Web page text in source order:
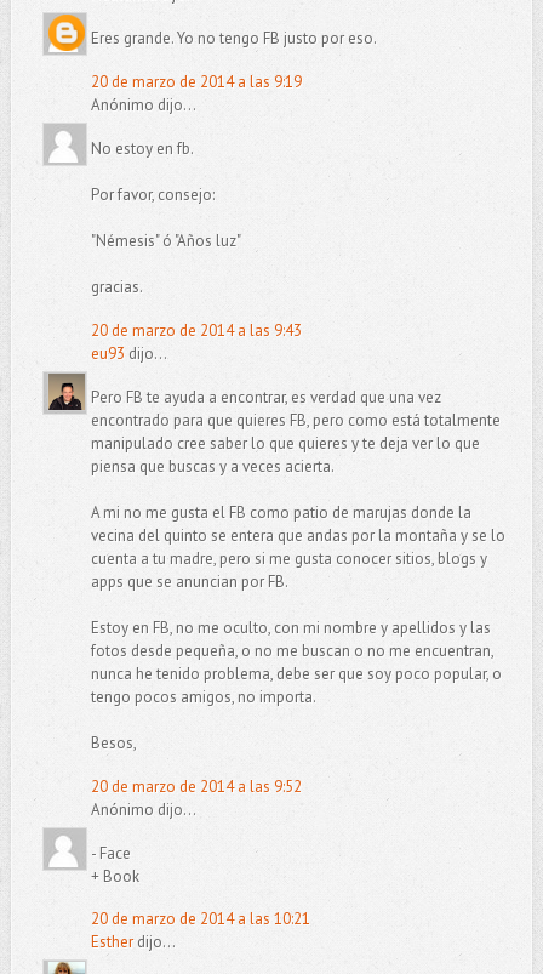
Eres grande. Yo no tengo FB justo por eso.
20 de marzo de 2014 a las 9:19
Anónimo dijo...
No estoy en fb.
Por favor, consejo:
"Némesis" ó "Años luz"
gracias.
20 de marzo de 2014 a las 9:43
eu93 dijo...
Pero FB te ayuda a encontrar, es verdad que una vez
encontrado para que quieres FB, pero como está totalmente
manipulado cree saber lo que quieres y te deja ver lo que
piensa que buscas y a veces acierta.
A mi no me gusta el FB como patio de marujas donde la
vecina del quinto se entera que andas por la montaña y se lo
cuenta a tu madre, pero si me gusta conocer sitios, blogs y
apps que se anuncian por FB.
Estoy en FB, no me oculto, con mi nombre y apellidos y las
fotos desde pequeña, o no me buscan o no me encuentran,
nunca he tenido problema, debe ser que soy poco popular, o
tengo pocos amigos, no importa.
Besos,
20 de marzo de 2014 a las 9:52
Anónimo dijo...
- Face
+ Book
20 de marzo de 2014 a las 10:21
Estherdijo...